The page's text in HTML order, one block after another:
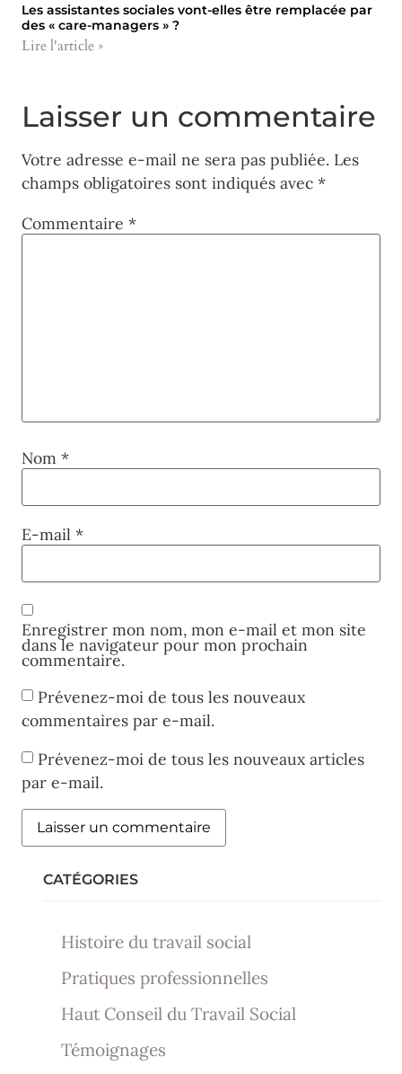
Les assistantes sociales vont-elles être remplacée par
des « care-managers » ?
Lire l'article »
Laisser un commentaire
Votre adresse e-mail ne sera pas publiée. Les
champs obligatoires sont indiqués avec *
Commentaire *
Nom *
E-mail *
Enregistrer mon nom, mon e-mail et mon site
dans le navigateur pour mon prochain
commentaire.
Prévenez-moi de tous les nouveaux
commentaires par e-mail.
Prévenez-moi de tous les nouveaux articles
par e-mail.
CATÉGORIES
Histoire du travail social
Pratiques professionnelles
Haut Conseil du Travail Social
Témoignages